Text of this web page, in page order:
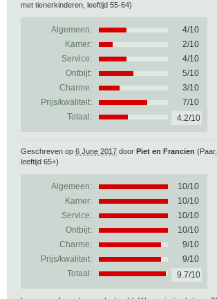
met tienerkinderen, leeftijd 55-64)
Algemeen: 4/10
Kamer:
2/10
Service:
4/10
Ontbijt:
5/10
Charme:
3/10
Prijs/kwaliteit:
7/10
Totaal:
4.2/10
Geschreven op 6 June 2017 door Piet en Francien (Paar,
leeftijd 65+)
Algemeen: 10/10
Kamer:
10/10
Service:
10/10
Ontbijt:
10/10
Charme:
9/10
Prijs/kwaliteit:
9/10
Totaal:
9.7/10